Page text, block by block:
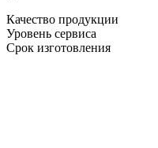
Качество продукции
Уровень сервиса
Срок изготовления